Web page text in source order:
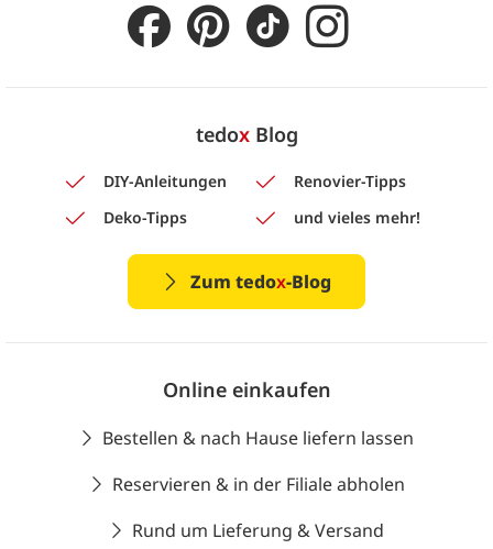
tedoxBlog
DIY-Anleitungen
Renovier-Tipps
Deko-Tipps
und vieles mehr!
Zum tedox-Blog
Online einkaufen
Bestellen & nach Hause liefern lassen
Reservieren & in der Filiale abholen
Rund um Lieferung & Versand